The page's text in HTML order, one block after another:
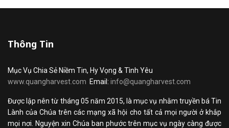
Thông Tin
Mục Vụ Chia Sẻ Niềm Tin, Hy Vọng & Tình Yêu
www.quangharvest.com Email: info@quangharvest.com
Được lập nên từ tháng 05 năm 2015, là mục vụ nhằm truyền bá Tin
Lành của Chúa trên các mạng xã hội cho tất cả mọi người ở khắp
mọi nơi. Nguyện xin Chúa ban phước trên mục vụ ngày càng được